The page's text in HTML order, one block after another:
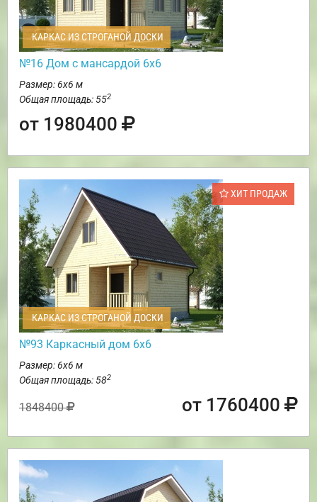
КАРКАС ИЗ СТРОГАНОЙ ДОСКИ
№16 Дом с мансардой 6х6
Размер: 6х6 м
Общая площадь: 552
от 1980400
ХИТ ПРОДАЖ
КАРКАС ИЗ СТРОГАНОЙ ДОСКИ
№93 Каркасный дом 6х6
Размер: 6х6 м
Общая площадь: 582
1848400 от 1760400